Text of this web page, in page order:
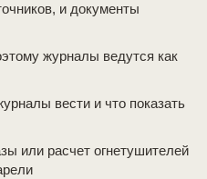
и документы
журналы ведутся как
вести и что показать
или расчет огнетушителей